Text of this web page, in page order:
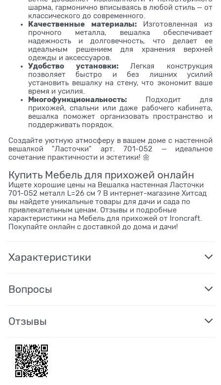
шарма, гармонично вписываясь в любой стиль — от
классического до современного.
Качественные материалы:Изготовленная из
прочного металла, вешалка обеспечивает
надежность и долговечность, что делает ее
идеальным решением для хранения верхней
одежды и аксессуаров.
Удобство установки:Легкая конструкция
позволяет быстро и без лишних усилий
установить вешалку на стену, что экономит ваше
время и усилия.
Многофункциональность: Подходит для
прихожей, спальни или даже рабочего кабинета,
вешалка поможет организовать пространство и
поддерживать порядок.
Создайте уютную атмосферу в вашем доме с настенной
вешалкой "Ласточки" арт. 701-052 — идеальное
сочетание практичности и эстетики! 🌼
Купить Мебель для прихожей онлайн
Ищете хорошие цены на Вешалка настенная Ласточки
701-052 металл L=26 см ? В интернет-магазине Хитсад
вы найдете уникальные товары для дачи и сада по
привлекательным ценам. Отзывы и подробные
характеристики на Мебель для прихожей от Ironcraft.
Покупайте онлайн с доставкой до дома и дачи!
Характеристики
Вопросы
Отзывы